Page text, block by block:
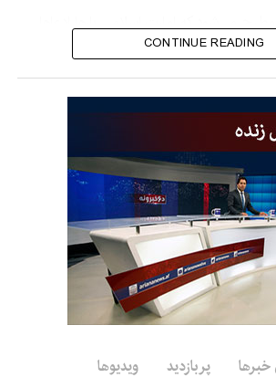
می‌شود که امارت اسلامی بارها ادعاها
تروریستی در افغانستان را رد کرده و
داد از خاک این کشور علیه امنیت دیگر
CONTINUE READING
پربازدید ویدیوها